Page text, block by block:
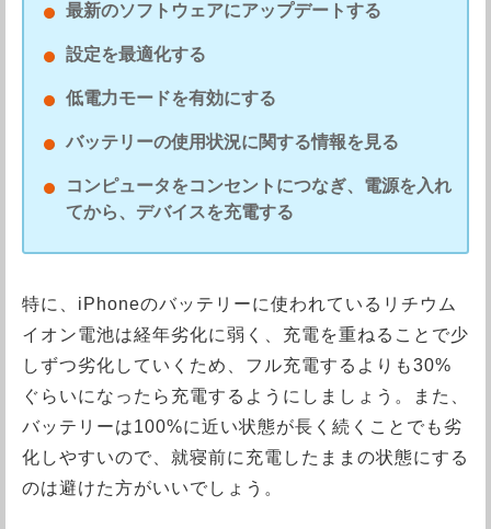
最新のソフトウェアにアップデートする
設定を最適化する
低電力モードを有効にする
バッテリーの使用状況に関する情報を見る
コンピュータをコンセントにつなぎ、電源を入れ
てから、デバイスを充電する
特に、iPhoneのバッテリーに使われているリチウム
イオン電池は経年劣化に弱く、充電を重ねることで少
しずつ劣化していくため、フル充電するよりも30%
ぐらいになったら充電するようにしましょう。また、
バッテリーは100%に近い状態が長く続くことでも劣
化しやすいので、就寝前に充電したままの状態にする
のは避けた方がいいでしょう。